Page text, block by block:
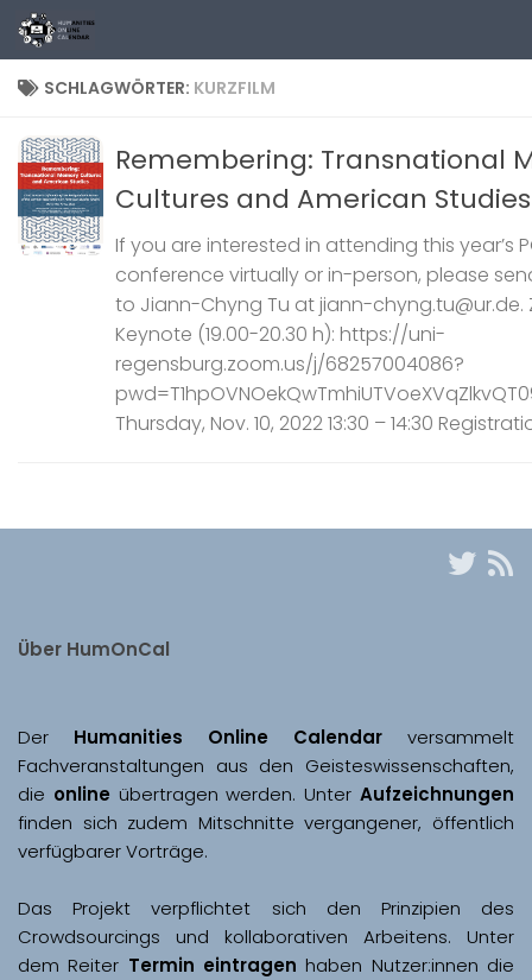
Zum Inhalt springen
SCHLAGWÖRTER: KURZFILM
Remembering: Transnational
Cultures and American Studies
If you are interested in attending this year’s
conference virtually or in-person, please
to Jiann-Chyng Tu at jiann-chyng.tu@ur.de.
Keynote (19.00-20.30 h): https://uni-
regensburg.zoom.us/j/68257004086?
Thursday, Nov. 10, 2022 13:30 – 14:30
Über HumOnCal
Der Humanities Online Calendar versammelt
Fachveranstaltungen aus den Geisteswissenschaften,
die online übertragen werden. Unter Aufzeichnungen
finden sich zudem Mitschnitte vergangener, öffentlich
Das Projekt verpflichtet sich den Prinzipien des
Crowdsourcings und kollaborativen Arbeitens. Unter
dem Reiter Termin eintragen haben Nutzer:innen die